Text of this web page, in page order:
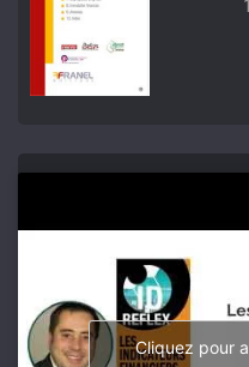
Cliquez pour